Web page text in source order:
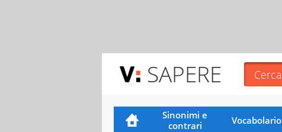
SAPERE
Sinonimi e
contrari
Vocabolario